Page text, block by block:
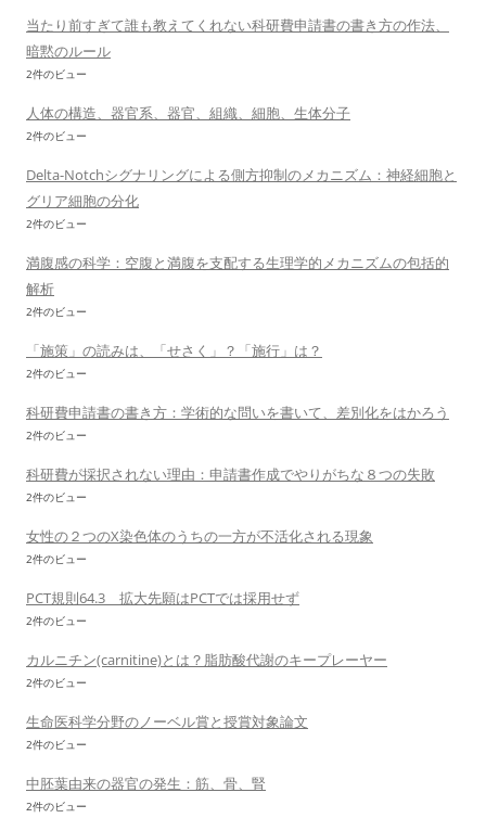
当たり前すぎて誰も教えてくれない科研費申請書の書き方の作法、
暗黙のルール
2件のビュー
人体の構造、器官系、器官、組織、細胞、生体分子
2件のビュー
Delta-Notchシグナリングによる側方抑制のメカニズム：神経細胞と
グリア細胞の分化
2件のビュー
満腹感の科学：空腹と満腹を支配する生理学的メカニズムの包括的
解析
2件のビュー
「施策」の読みは、「せさく」？「施行」は？
2件のビュー
科研費申請書の書き方：学術的な問いを書いて、差別化をはかろう
2件のビュー
科研費が採択されない理由：申請書作成でやりがちな８つの失敗
2件のビュー
女性の２つのX染色体のうちの一方が不活化される現象
2件のビュー
PCT規則64.3 拡大先願はPCTでは採用せず
2件のビュー
カルニチン(carnitine)とは？脂肪酸代謝のキープレーヤー
2件のビュー
生命医科学分野のノーベル賞と授賞対象論文
2件のビュー
中胚葉由来の器官の発生：筋、骨、腎
2件のビュー